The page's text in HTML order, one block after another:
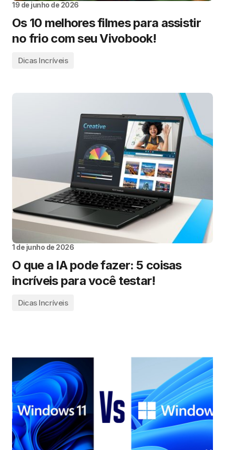
19 de junho de 2026
Os 10 melhores filmes para assistir
no frio com seu Vivobook!
Dicas Incríveis
1 de junho de 2026
O que a IA pode fazer: 5 coisas
incríveis para você testar!
Dicas Incríveis